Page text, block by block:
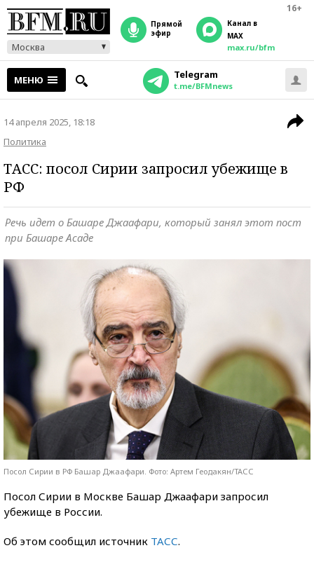
16+
Москва
прямой
эфир
Канал в
MAX
max.ru/bfm
МЕНЮ Telegram
t.me/BFMnews
14 апреля 2025, 18:18
Политика
ТАСС: посол Сирии запросил убежище в
РФ
Речь идет о Башаре Джаафари, который занял этот пост
при Башаре Асаде
Посол Сирии в РФ Башар Джаафари. Фото: Артем Геодакян/ТАСС
Посол Сирии в Москве Башар Джаафари запросил
убежище в России.
Об этом сообщил источник ТАСС.